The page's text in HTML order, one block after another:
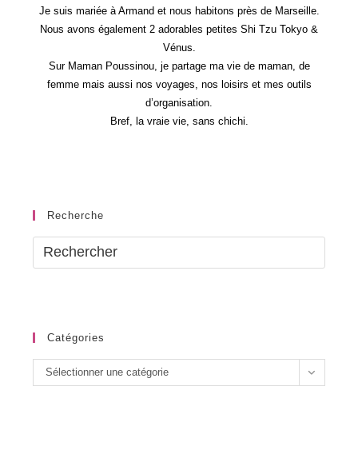
Je suis mariée à Armand et nous habitons près de Marseille.
Nous avons également 2 adorables petites Shi Tzu Tokyo &
Vénus.
Sur Maman Poussinou, je partage ma vie de maman, de
femme mais aussi nos voyages, nos loisirs et mes outils
d’organisation.
Bref, la vraie vie, sans chichi.
Recherche
Catégories
Catégories
Sélectionner une catégorie